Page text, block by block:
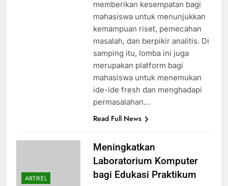
memberikan kesempatan bagi
mahasiswa untuk menunjukkan
kemampuan riset, pemecahan
masalah, dan berpikir analitis. Di
samping itu, lomba ini juga
merupakan platform bagi
mahasiswa untuk menemukan
ide-ide fresh dan menghadapi
permasalahan…
Read Full News
ARTIKEL
Meningkatkan
Laboratorium Komputer
bagi Edukasi Praktikum